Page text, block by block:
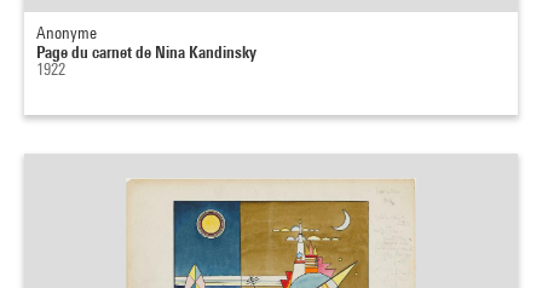
Anonyme
Page du carnet de Nina Kandinsky
1922